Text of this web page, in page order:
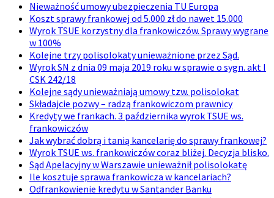
Nieważność umowy ubezpieczenia TU Europa
Koszt sprawy frankowej od 5.000 zł do nawet 15.000
Wyrok TSUE korzystny dla frankowiczów. Sprawy wygrane
w 100%
Kolejne trzy polisolokaty unieważnione przez Sąd.
Wyrok SN z dnia 09 maja 2019 roku w sprawie o sygn. akt I
CSK 242/18
Kolejne sądy unieważniają umowy tzw. polisolokat
Składajcie pozwy – radzą frankowiczom prawnicy
Kredyty we frankach. 3 października wyrok TSUE ws.
frankowiczów
Jak wybrać dobrą i tanią kancelarię do sprawy frankowej?
Wyrok TSUE ws. frankowiczów coraz bliżej. Decyzja blisko.
Sąd Apelacyjny w Warszawie unieważnił polisolokatę
Ile kosztuje sprawa frankowicza w kancelariach?
Odfrankowienie kredytu w Santander Banku